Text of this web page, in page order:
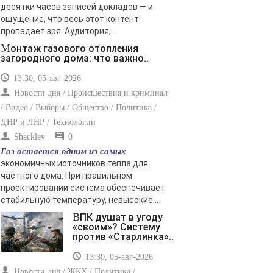
десятки часов записей докладов — и
ощущение, что весь этот контент
пропадает зря. Аудитория,...
Монтаж газового отопления
загородного дома: что важно..
13:30, 05-авг-2026
Новости дня / Происшествия и криминал
/ Видео / Выборы / Общество / Политика /
ДНР и ЛНР / Технологии
Shackley
0
Газ остается одним из самых
экономичных источников тепла для
частного дома. При правильном
проектировании система обеспечивает
стабильную температуру, невысокие...
ВПК душат в угоду
«своим»? Систему
против «Старлинка»..
13:30, 05-авг-2026